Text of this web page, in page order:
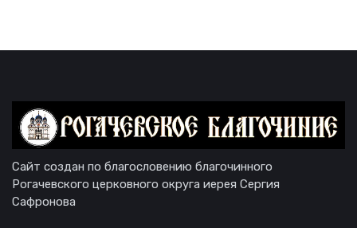
Сайт создан по благословению благочинного
Рогачевского церковного округа иерея Сергия
Сафронова